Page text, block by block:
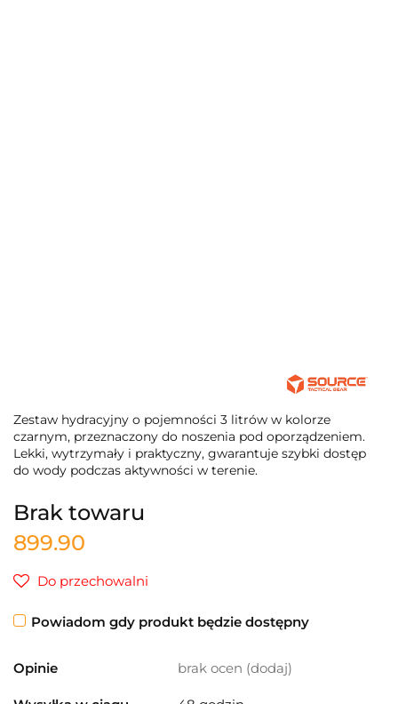
Zestaw hydracyjny o pojemności 3 litrów w kolorze
czarnym, przeznaczony do noszenia pod oporządzeniem.
Lekki, wytrzymały i praktyczny, gwarantuje szybki dostęp
do wody podczas aktywności w terenie.
Brak towaru
899.90
Do przechowalni
Powiadom gdy produkt będzie dostępny
Opinie brak ocen (dodaj)